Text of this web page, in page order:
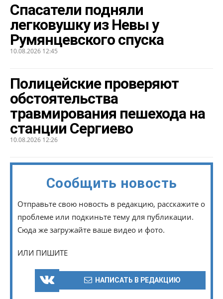
Спасатели подняли
легковушку из Невы у
Румянцевского спуска
10.08.2026 12:45
Полицейские проверяют
обстоятельства
травмирования пешехода на
станции Сергиево
10.08.2026 12:26
Сообщить новость
Отправьте свою новость в редакцию, расскажите о
проблеме или подкиньте тему для публикации.
Сюда же загружайте ваше видео и фото.
ИЛИ ПИШИТЕ
НАПИСАТЬ В РЕДАКЦИЮ